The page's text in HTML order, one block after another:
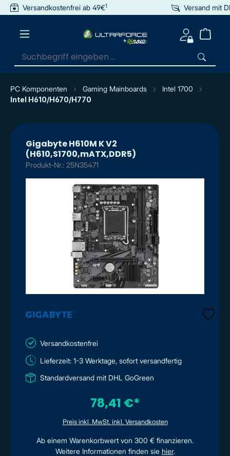
springen
Versandkostenfrei ab 49€1 Versand mit
PC Komponenten Gaming Mainboards
Intel 1700
Intel H610/H670/H770
Gigabyte H610M K V2
(H610,S1700,mATX,DDR5)
Produkt-Nr.: 25N35471
Versandkostenfrei
Lieferzeit: 1-3 Werktage, sofort versandfertig
Standardversand mit DHL GoGreen
78,41 €*
Preis inkl. MwSt. inkl. Versandkosten
Ab einem Warenkorbwert von 300 € finanzieren.
Weitere Informationen finden sie hier.